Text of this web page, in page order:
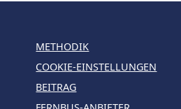
METHODIK
COOKIE-EINSTELLUNGEN
BEITRAG